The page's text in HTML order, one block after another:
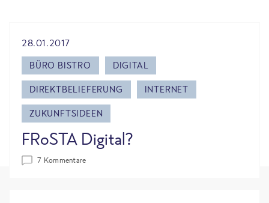
28.01.2017
BÜRO BISTRO
DIGITAL
DIREKTBELIEFERUNG INTERNET
ZUKUNFTSIDEEN
FRoSTA Digital?
7 Kommentare